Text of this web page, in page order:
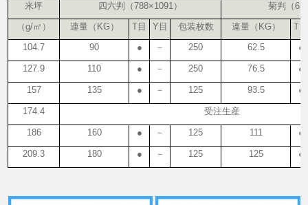
米坪
四六判（788×1091）
菊判（
（g/㎡）
連量（KG） T目 Y目 包装枚数 連量（KG）
T目
104.7
90 ● － 250 62.5 ●
127.9 110 ● － 250 76.5 ●
157 135 ● － 125 93.5 ●
174.4 受注生産
186 160 ● － 125 111 ●
209.3 180 ● － 125 125 ●